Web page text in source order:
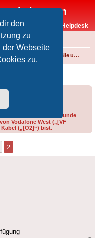
den
zu
der Webseite
zu.
Kabel-Forum
Vodafone-Kabel-Helpdesk
Störungen, Ausfälle und Speedprobleme
„Präfix“ an, ob du Kunde
Vodafone West („[VF
(„[O2]“) bist.
2